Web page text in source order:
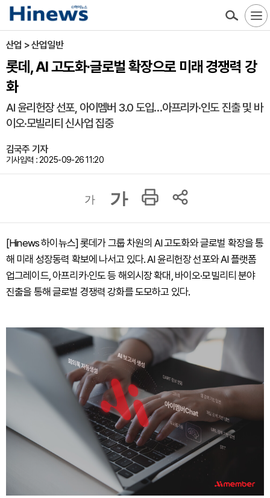
산업 > 산업일반
롯데, AI 고도화·글로벌 확장으로 미래 경쟁력 강
화
AI 윤리헌장 선포, 아이멤버 3.0 도입…아프리카·인도 진출 및 바
이오·모빌리티 신사업 집중
김국주 기자
기사입력 : 2025-09-26 11:20
가 가
[Hinews 하이뉴스] 롯데가 그룹 차원의 AI 고도화와 글로벌 확장을 통
해 미래 성장동력 확보에 나서고 있다. AI 윤리헌장 선포와 AI 플랫폼
업그레이드, 아프리카·인도 등 해외시장 확대, 바이오·모빌리티 분야
진출을 통해 글로벌 경쟁력 강화를 도모하고 있다.